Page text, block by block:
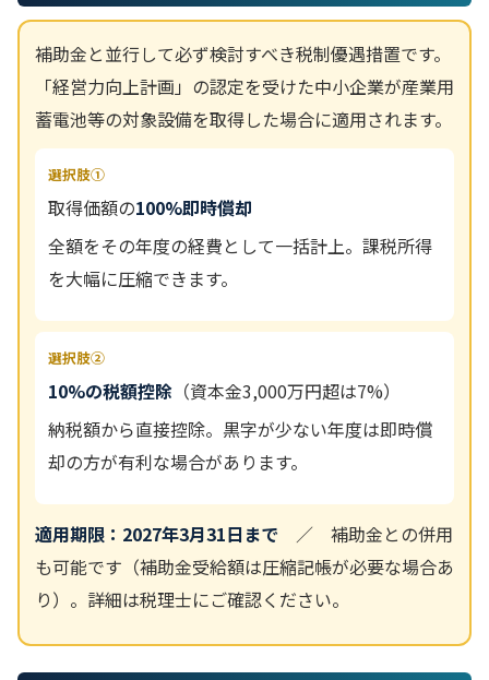
補助金と並行して必ず検討すべき税制優遇措置です。
「経営力向上計画」の認定を受けた中小企業が産業用
蓄電池等の対象設備を取得した場合に適用されます。
選択肢①
取得価額の100%即時償却
全額をその年度の経費として一括計上。課税所得
を大幅に圧縮できます。
選択肢②
10%の税額控除 （資本金3,000万円超は7%）
納税額から直接控除。黒字が少ない年度は即時償
却の方が有利な場合があります。
適用期限：2027年3月31日まで ／ 補助金との併用
も可能です（補助金受給額は圧縮記帳が必要な場合あ
り）。詳細は税理士にご確認ください。